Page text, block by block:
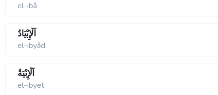
el-ibâ
اَلْإِبْيَادُ
el-ibyâd
اَلْإِبْيَةُ
el-ibyet